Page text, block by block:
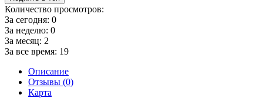
Количество просмотров:
За сегодня: 0
За неделю: 0
За месяц: 2
За все время: 19
Описание
Отзывы (0)
Карта